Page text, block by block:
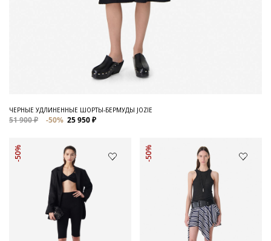
ЧЕРНЫЕ УДЛИНЕННЫЕ ШОРТЫ-БЕРМУДЫ JOZIE
51 900 ₽ -50% 25 950 ₽
-50% -50%